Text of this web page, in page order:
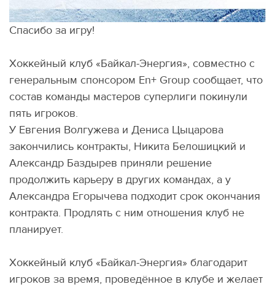
Спасибо за игру!
Хоккейный клуб «Байкал-Энергия», совместно с
генеральным спонсором En+ Group cообщает, что
состав команды мастеров суперлиги покинули
пять игроков.
У Евгения Волгужева и Дениса Цыцарова
закончились контракты, Никита Белошицкий и
Александр Баздырев приняли решение
продолжить карьеру в других командах, а у
Александра Егорычева подходит срок окончания
контракта. Продлять с ним отношения клуб не
планирует.
Хоккейный клуб «Байкал-Энергия» благодарит
игроков за время, проведённое в клубе и желает